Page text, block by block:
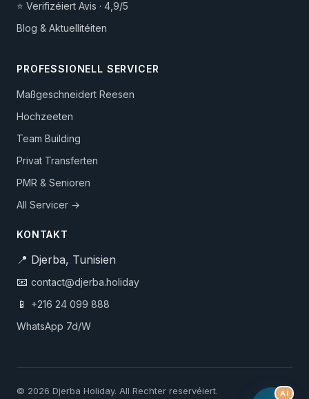
⭐ Verifizéiert Avis · 4,9/5
Blog & Aktuellitéiten
PROFESSIONELL SERVICER
Maßgeschneidert Reesen
Hochzeeten
Team Building
Privat Transferten
PMR & Senioren
All Servicer →
KONTAKT
📍 Djerba, Tunisien
📧 contact@djerba.holiday
📱
+216 24 099 888
WhatsApp 7d/W
© 2026 Djerba Holiday. All Rechter reservéiert.
AI